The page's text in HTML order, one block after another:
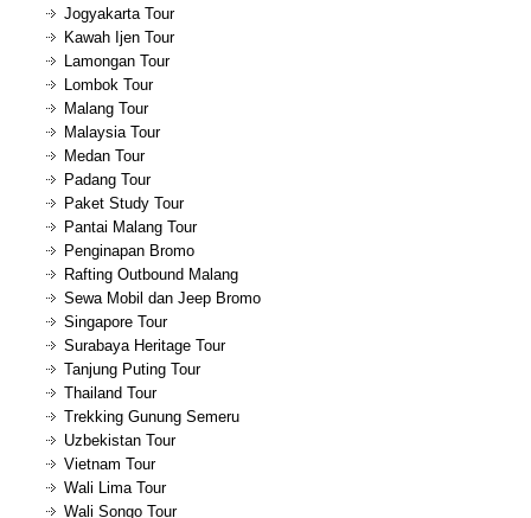
Jogyakarta Tour
Kawah Ijen Tour
Lamongan Tour
Lombok Tour
Malang Tour
Malaysia Tour
Medan Tour
Padang Tour
Paket Study Tour
Pantai Malang Tour
Penginapan Bromo
Rafting Outbound Malang
Sewa Mobil dan Jeep Bromo
Singapore Tour
Surabaya Heritage Tour
Tanjung Puting Tour
Thailand Tour
Trekking Gunung Semeru
Uzbekistan Tour
Vietnam Tour
Wali Lima Tour
Wali Songo Tour